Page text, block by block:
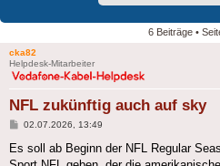
Informationen zu Sky im Kabelnetz von
6 Beiträge •
cka82
Helpdesk-Mitarbeiter
NFL zukünftig auch auf sky
Beitrag
02.07.2026, 13:49
Es soll ab Beginn der NFL Regular